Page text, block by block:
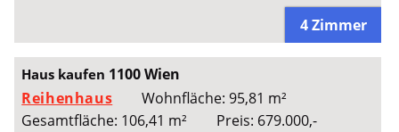
4 Zimmer
Haus kaufen 1100 Wien
Reihenhaus
Wohnfläche: 95,81 m²
Gesamtfläche: 106,41 m²
Preis: 679.000,-